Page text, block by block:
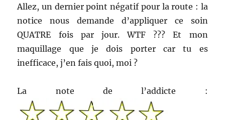
Allez, un dernier point négatif pour la route : la
notice nous demande d’appliquer ce soin
QUATRE fois par jour. WTF ??? Et mon
maquillage que je dois porter car tu es
inefficace, j’en fais quoi, moi ?
La note de l’addicte :